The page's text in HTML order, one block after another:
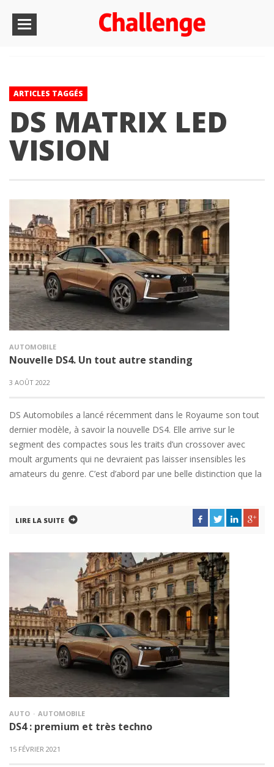
ARTICLES TAGGÉS
DS MATRIX LED
VISION
AUTOMOBILE
Nouvelle DS4. Un tout autre standing
3 AOÛT 2022
DS Automobiles a lancé récemment dans le Royaume son tout
dernier modèle, à savoir la nouvelle DS4. Elle arrive sur le
segment des compactes sous les traits d’un crossover avec
moult arguments qui ne devraient pas laisser insensibles les
amateurs du genre. C’est d’abord par une belle distinction que la
LIRE LA SUITE
AUTO AUTOMOBILE
DS4 : premium et très techno
15 FÉVRIER 2021